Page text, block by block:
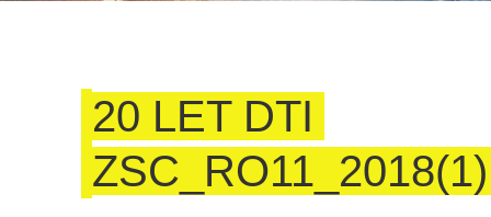
20 LET DTI
ZSC_RO11_2018(1)